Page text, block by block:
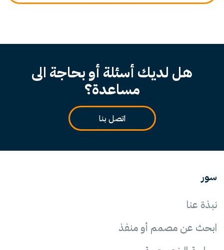
هل لديك أسئلة أو بحاجة الى
مساعدة؟
اتصل بنا
سور
نبذة عنا
ابحث عن مصمم أو منفذ